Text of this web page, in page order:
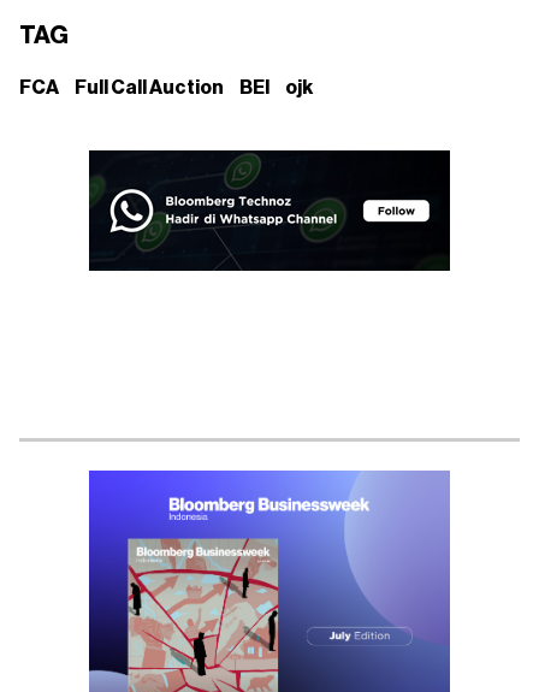
TAG
FCA Full Call Auction BEI ojk